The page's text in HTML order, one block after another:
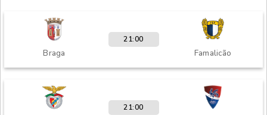
Braga Famalicão
21:00
21:00